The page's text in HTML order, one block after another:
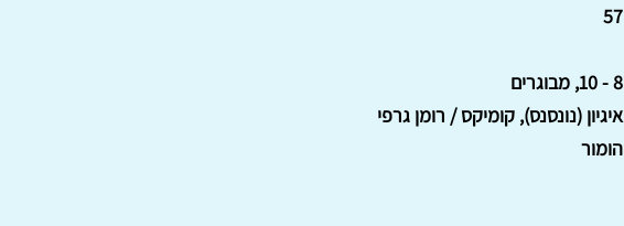
57
8 - 10, מבוגרים
איגיון (נונסנס), קומיקס / רומן גרפי
הומור